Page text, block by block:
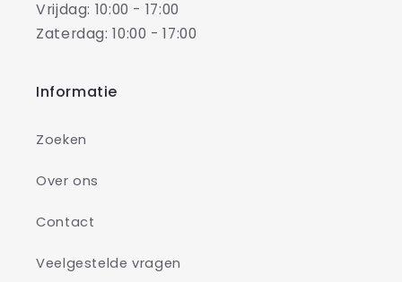
Vrijdag: 10:00 - 17:00
Zaterdag: 10:00 - 17:00
Informatie
Zoeken
Over ons
Contact
Veelgestelde vragen